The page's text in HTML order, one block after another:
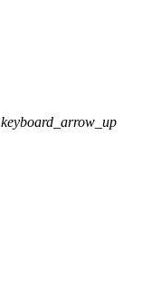
keyboard_arrow_up